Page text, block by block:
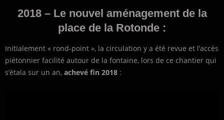
2018 – Le nouvel aménagement de la
place de la Rotonde :
Initialement « rond-point », la circulation y a été revue et l’accès
piétonnier facilité autour de la fontaine, lors de ce chantier qui
s’étala sur un an, achevé fin 2018 :